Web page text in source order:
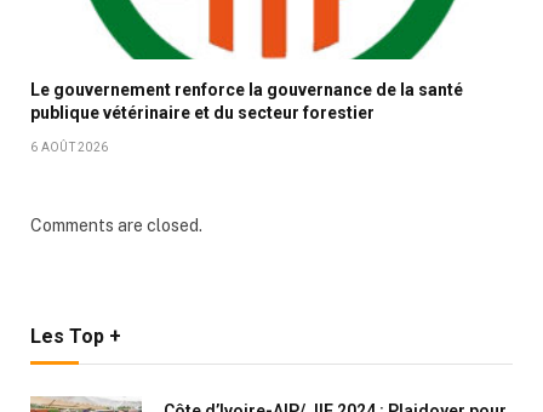
Le gouvernement renforce la gouvernance de la santé
publique vétérinaire et du secteur forestier
6 AOÛT 2026
Comments are closed.
Les Top +